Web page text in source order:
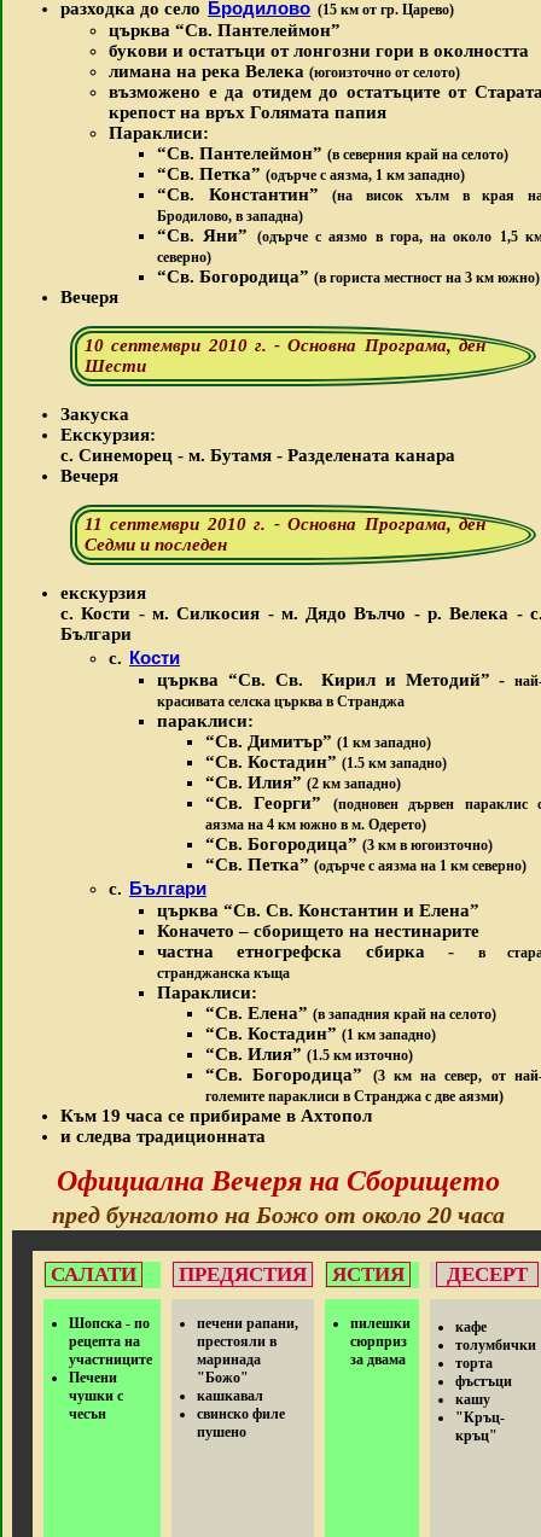
разходка до село Бродилово (15 км от гр. Царево)
църква “Св. Пантелеймон”
букови и остатъци от лонгозни гори в околността
лимана на река Велека (югоизточно от селото)
възможено е да отидем до остатъците от
крепост на връх Голямата папия
Параклиси:
“Св. Пантелеймон” (в северния край на селото)
“Св. Петка” (одърче с аязма, 1 км западно)
“Св. Константин”(на висок хълм в края
Бродилово, в западна)
“Св. Яни” (одърче с аязмо в гора, на около 1,5
северно)
“Св. Богородица” (в гориста местност на 3 км южно)
Вечеря
10 септември 2010 г. - Основна Програма, ден
Шести
Закуска
Екскурзия:
с. Синеморец - м. Бутамя - Разделената канара
Вечеря
11 септември 2010 г. - Основна Програма, ден
Седми и последен
екскурзия
с. Кости - м. Силкосия - м. Дядо Вълчо - р. Велека -
Българи
с. Кости
църква “Св. Св. Кирил и Методий” -
красивата селска църква в Странджа
параклиси:
“Св. Димитър” (1 км западно)
“Св. Костадин” (1.5 км западно)
“Св. Илия” (2 км западно)
“Св. Георги” (подновен дървен параклис
аязма на 4 км южно в м. Одерето)
“Св. Богородица” (3 км в югоизточно)
“Св. Петка” (одърче с аязма на 1 км северно)
с. Българи
църква “Св. Св. Константин и Елена”
Коначето – сборището на нестинарите
частна етногрефска сбирка - в
странджанска къща
Параклиси:
“Св. Елена” (в западния край на селото)
“Св. Костадин” (1 км западно)
“Св. Илия” (1.5 км източно)
“Св. Богородица”
(3 км на север, от
големите параклиси в Странджа с две аязми)
Към 19 часа се прибираме в Ахтопол
и следва традиционната
Официална Вечеря на Сборището
пред бунгалото на Божо от около 20 часа
САЛАТИ ПРЕДЯСТИЯ ЯСТИЯ ДЕСЕРТ
Шопска - по
рецепта на
участниците
Печени
чушки с
чесън
печени рапани,
престояли в
маринада
"Божо"
кашкавал
свинско филе
пушено
пилешки
сюрприз
за двама
кафе
толумбички
торта
фъстъци
кашу
"Кръц-
кръц"